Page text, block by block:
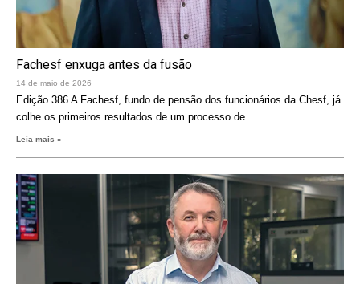
Fachesf enxuga antes da fusão
14 de maio de 2026
Edição 386 A Fachesf, fundo de pensão dos funcionários da Chesf, já
colhe os primeiros resultados de um processo de
Leia mais »